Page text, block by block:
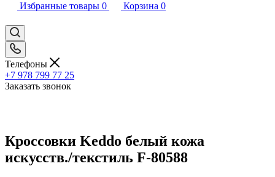
Избранные товары 0 Корзина 0
Телефоны
+7 978 799 77 25
Заказать звонок
Кроссовки Keddo белый кожа
искусств./текстиль F-80588